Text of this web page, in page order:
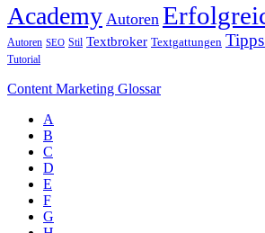
Academy Autoren
Autoren SEO Stil Textbroker Textgattungen
Tutorial
Content Marketing Glossar
A
B
C
D
E
F
G